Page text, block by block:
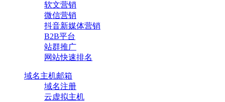
软文营销
微信营销
抖音新媒体营销
B2B平台
站群推广
网站快速排名
域名主机邮箱
域名注册
云虚拟主机